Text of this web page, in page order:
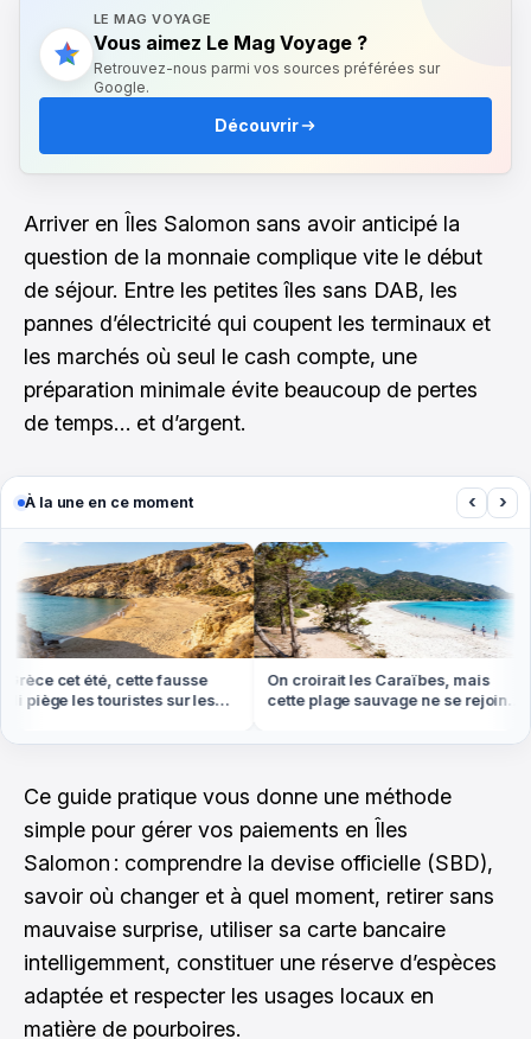
LE MAG VOYAGE
Vous aimez Le Mag Voyage ?
Retrouvez-nous parmi vos sources préférées sur
Google.
Découvrir
Arriver en Îles Salomon sans avoir anticipé la
question de la monnaie complique vite le début
de séjour. Entre les petites îles sans DAB, les
pannes d’électricité qui coupent les terminaux et
les marchés où seul le cash compte, une
préparation minimale évite beaucoup de pertes
de temps… et d’argent.
À la une en ce moment ‹ ›
cet été, cette fausse
piège les touristes sur les
On croirait les Caraïbes, mais
cette plage sauvage ne se rejoint
Ce guide pratique vous donne une méthode
simple pour gérer vos paiements en Îles
Salomon : comprendre la devise officielle (SBD),
savoir où changer et à quel moment, retirer sans
mauvaise surprise, utiliser sa carte bancaire
intelligemment, constituer une réserve d’espèces
adaptée et respecter les usages locaux en
matière de pourboires.